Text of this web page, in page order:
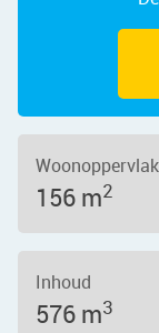
156 m2
Inhoud
576 m3